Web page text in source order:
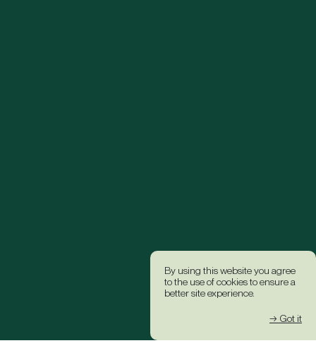
By using this website you agree
to the use of cookies to ensure a
better site experience.
→ Got it